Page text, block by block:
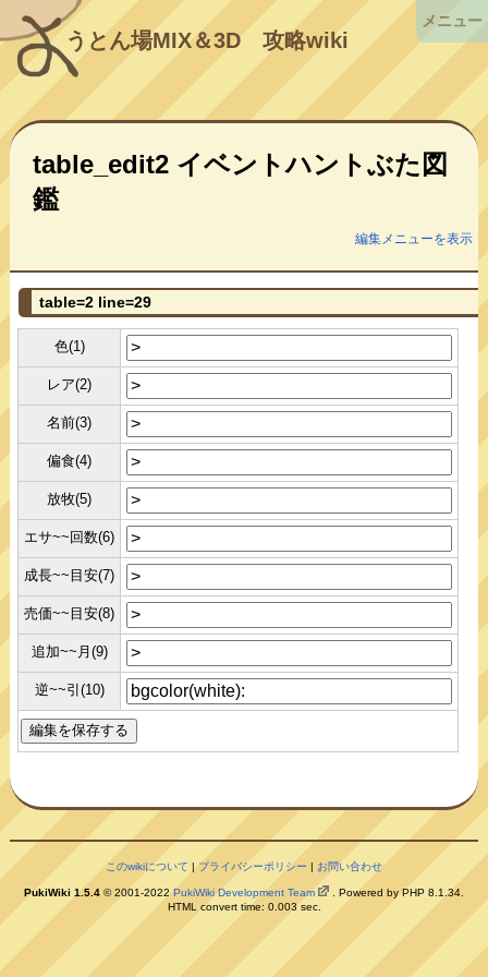
うとん場MIX＆3D攻略wiki
table_edit2 イベントハントぶた図
鑑
編集メニューを表示
table=2 line=29
色(1)
レア(2)
名前(3)
偏食(4)
放牧(5)
エサ~~回数(6)
成長~~目安(7)
売価~~目安(8)
追加~~月(9)
逆~~引(10)
このwikiについて |プライバシーポリシー | お問い合わせ
PukiWiki 1.5.4 © 2001-2022PukiWiki Development Team
. Powered by PHP 8.1.34.
HTML convert time: 0.003 sec.
メニュー